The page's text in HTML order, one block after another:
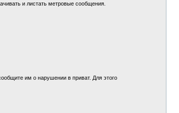
и листать метровые сообщения.
им о нарушении в приват. Для этого